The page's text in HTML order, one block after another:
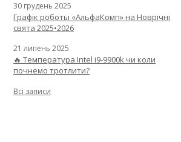
30 грудень 2025
Графік роботы «АльфаКомп» на Новрічні
свята 2025•2026
21 липень 2025
🔥 Температура Intel i9-9900k чи коли
почнемо тротлити?
Всі записи